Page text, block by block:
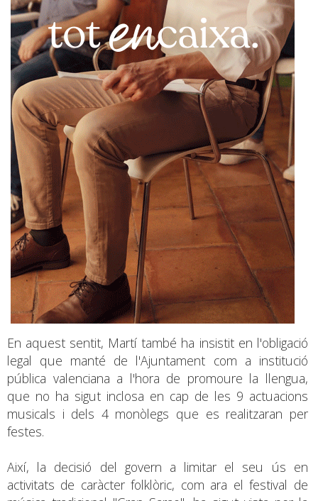
En aquest sentit, Martí també ha insistit en l'obligació
legal que manté de l'Ajuntament com a institució
pública valenciana a l'hora de promoure la llengua,
que no ha sigut inclosa en cap de les 9 actuacions
musicals i dels 4 monòlegs que es realitzaran per
festes.
Així, la decisió del govern a limitar el seu ús en
activitats de caràcter folklòric, com ara el festival de